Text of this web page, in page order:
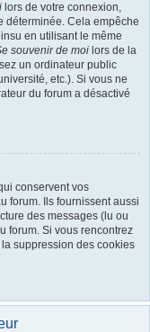
lors de votre connexion,
déterminée. Cela empêche
en utilisant le même
souvenir de moi lors de la
un ordinateur public
etc.). Si vous ne
du forum a désactivé
conservent vos
forum. Ils fournissent aussi
des messages (lu ou
forum. Si vous rencontrez
suppression des cookies